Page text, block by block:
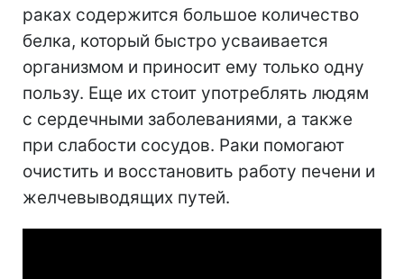
раках содержится большое количество
белка, который быстро усваивается
организмом и приносит ему только одну
пользу. Еще их стоит употреблять людям
с сердечными заболеваниями, а также
при слабости сосудов. Раки помогают
очистить и восстановить работу печени и
желчевыводящих путей.